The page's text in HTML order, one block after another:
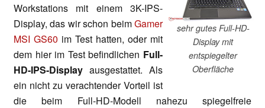
sehr gutes Full-HD-
Display mit
entspiegelter
Oberfläche
Workstations mit einem 3K-IPS-
Display, das wir schon beimGamer
MSI GS60 im Test hatten, oder mit
dem hier im Test befindlichen Full-
HD-IPS-Display ausgestattet. Als
ein nicht zu verachtender Vorteil ist
die beim Full-HD-Modell nahezu spiegelfreie